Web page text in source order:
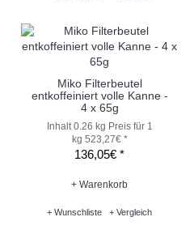
Miko Filterbeutel
entkoffeiniert volle Kanne -
4 x 65g
Inhalt 0.26 kg Preis für 1
kg 523,27€ *
136,05€ *
+ Warenkorb
+ Wunschliste + Vergleich